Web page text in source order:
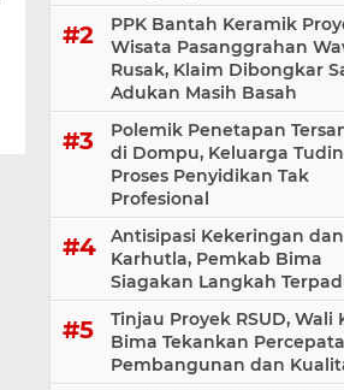
PPK Bantah Keramik
Wisata Pasanggrahan
Rusak, Klaim Dibongkar
Adukan Masih Basah
Polemik Penetapan
di Dompu, Keluarga
Proses Penyidikan Tak
Profesional
Antisipasi Kekeringan dan
Karhutla, Pemkab Bima
Siagakan Langkah
Tinjau Proyek RSUD, Wali
Bima Tekankan
Pembangunan dan